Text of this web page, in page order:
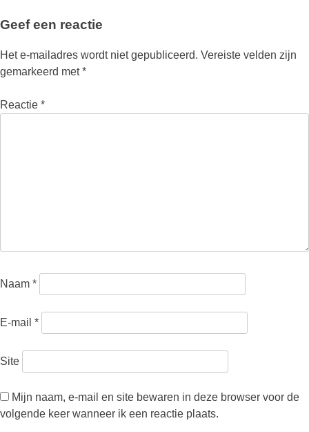
Geef een reactie
Het e-mailadres wordt niet gepubliceerd. Vereiste velden zijn
gemarkeerd met*
Reactie *
Naam *
E-mail *
Site
Mijn naam, e-mail en site bewaren in deze browser voor de
volgende keer wanneer ik een reactie plaats.